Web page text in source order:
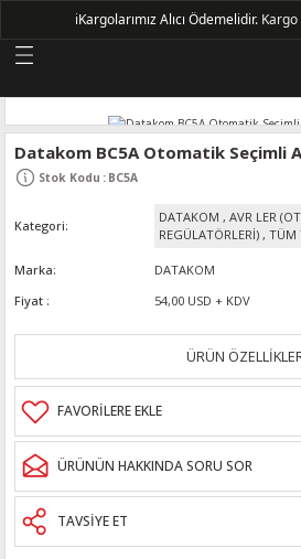
Geri Dön
KASNAKLI ALTERNATÖRLER - 1500
Datakom BC5A Otomatik Seçimli
Stok Kodu : BC5A
Kategori
DATAKOM , AVR LER
REGÜLATÖRLERİ) , TÜM
Marka
DATAKOM
Fiyat
54,00 USD + KDV
ÜRÜN
ÜRÜNÜN HAKKINDA SORU SOR
TAVSİYE ET
ℹ️Kargolarımız Alıcı Ödemelidir. Kargo